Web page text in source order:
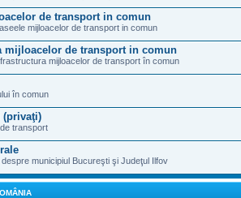
de transport in comun
mijloacelor de transport in comun
mijloacelor de transport in comun
mijloacelor de transport în comun
în comun
(privaţi)
transport
municipiul Bucureşti şi Judeţul Ilfov